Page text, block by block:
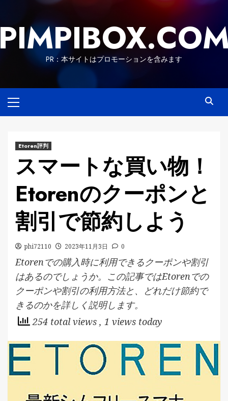
content
PR：本サイトはプロモーションを含みます
Menu
Etoren評判
スマートな買い物！
Etorenのクーポンと
割引で節約しよう
phi72110 2023年11月3日 0
Etorenでの購入時に利用できるクーポンや割引
はあるのでしょうか。この記事ではEtorenでの
クーポンや割引の利用方法と、どれだけ節約で
きるのかを詳しく説明します。
254 total views , 1 views today